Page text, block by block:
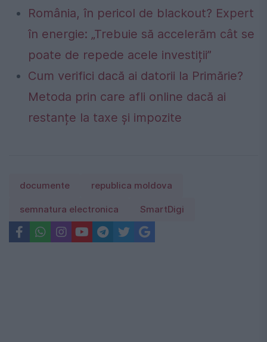
România, în pericol de blackout? Expert
în energie: „Trebuie să accelerăm cât se
poate de repede acele investiții”
Cum verifici dacă ai datorii la Primărie?
Metoda prin care afli online dacă ai
restanțe la taxe și impozite
documente republica moldova
semnatura electronica SmartDigi